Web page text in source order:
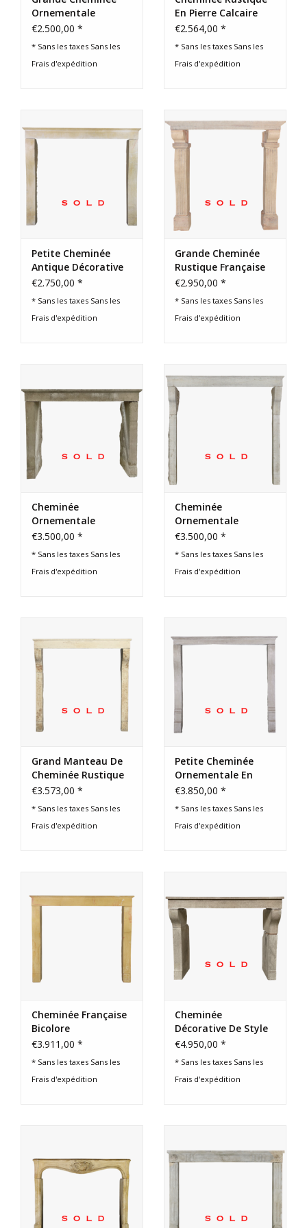
Ornementale
Rustique En Pierre
€2.500,00 *
* Sans les taxes Sans les
Frais d'expédition
En Pierre Calcaire
Française
€2.564,00 *
* Sans les taxes Sans les
Frais d'expédition
Petite Cheminée
Antique Décorative
En Pierre Calcaire Du
€2.750,00 *
* Sans les taxes Sans les
Frais d'expédition
Grande Cheminée
Rustique Française
€2.950,00 *
* Sans les taxes Sans les
Frais d'expédition
Cheminée
Ornementale
Rustique Récupérée
€3.500,00 *
* Sans les taxes Sans les
Frais d'expédition
Cheminée
Ornementale
Rustique Française
€3.500,00 *
* Sans les taxes Sans les
Frais d'expédition
Grand Manteau De
Cheminée Rustique
Français En Pierre
€3.573,00 *
* Sans les taxes Sans les
Frais d'expédition
Petite Cheminée
Ornementale En
Pierre Française
€3.850,00 *
* Sans les taxes Sans les
Frais d'expédition
Cheminée Française
Bicolore
€3.911,00 *
* Sans les taxes Sans les
Frais d'expédition
Cheminée
Décorative De Style
Français
€4.950,00 *
* Sans les taxes Sans les
Frais d'expédition